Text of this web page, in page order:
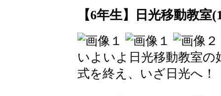
【6年生】日光移動教室
いよいよ日光移動教室
式を終え、いざ日光へ！